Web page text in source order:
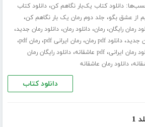
دانلود کتاب یک‌بار نگاهم کن،دانلود کتاب
از عشق بگو، جلد دوم رمان یک بار نگاهم کن،
رمان رایگان،رمان،دانلود رمان،دانلود رمان جدید،
جدید،دانلود pdf رمان ،رمان ایرانی pdf ،رمان pdf ،
رمان ایرانی،pdf عاشقانه ،دانلود رایگان رمان
،دانلود رمان عاشقانه
دانلود کتاب
1